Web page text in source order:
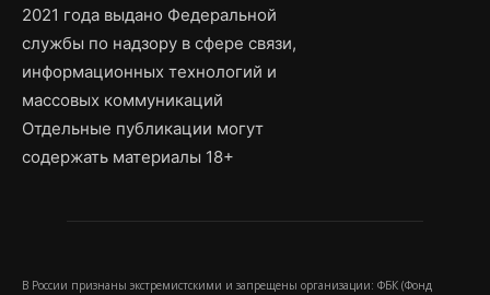
2021 года выдано Федеральной
службы по надзору в сфере связи,
информационных технологий и
массовых коммуникаций
Отдельные публикации могут
содержать материалы 18+
В России признаны экстремистскими и запрещены организации: ФБК (Фонд